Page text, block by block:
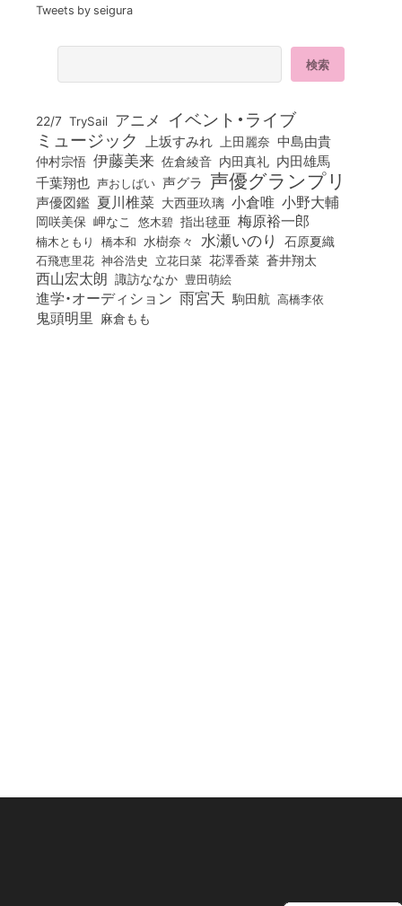
Tweets by seigura
22/7 TrySail アニメ イベント・ライブ
ミュージック 上坂すみれ 上田麗奈 中島由貴
仲村宗悟 伊藤美来 佐倉綾音 内田真礼 内田雄馬
千葉翔也 声おしばい 声グラ 声優グランプリ
声優図鑑 夏川椎菜 大西亜玖璃 小倉唯 小野大輔
岡咲美保 岬なこ 悠木碧 指出毬亜 梅原裕一郎
楠木ともり 橋本和 水樹奈々 水瀬いのり 石原夏織
石飛恵里花 神谷浩史 立花日菜 花澤香菜 蒼井翔太
西山宏太朗 諏訪ななか 豊田萌絵
進学・オーディション 雨宮天 駒田航 高橋李依
鬼頭明里 麻倉もも